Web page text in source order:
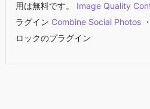
用は無料です。 Image Quality
ラグイン Combine Social Photos
ロックのプラグイン